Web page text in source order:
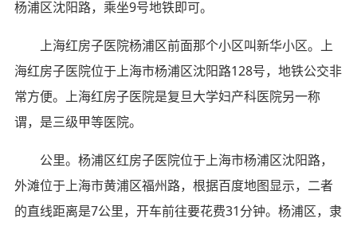
杨浦区沈阳路，乘坐9号地铁即可。
上海红房子医院杨浦区前面那个小区叫新华小区。上
海红房子医院位于上海市杨浦区沈阳路128号，地铁公交非
常方便。上海红房子医院是复旦大学妇产科医院另一称
谓，是三级甲等医院。
公里。杨浦区红房子医院位于上海市杨浦区沈阳路，
外滩位于上海市黄浦区福州路，根据百度地图显示，二者
的直线距离是7公里，开车前往要花费31分钟。杨浦区，隶